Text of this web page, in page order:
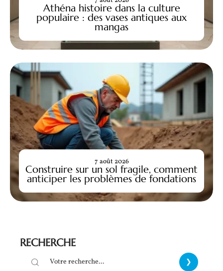
Athéna histoire dans la culture
populaire : des vases antiques aux
mangas
Construire sur un sol fragile, comment
anticiper les problèmes de fondations
7 août 2026
RECHERCHE